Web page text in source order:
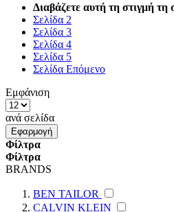
Διαβάζετε αυτή τη στιγμή τη
Σελίδα 2
Σελίδα 3
Σελίδα 4
Σελίδα 5
Σελίδα Επόμενο
Εμφάνιση
ανά σελίδα
Εφαρμογή
Φίλτρα
Φίλτρα
BRANDS
BEN TAILOR
CALVIN KLEIN